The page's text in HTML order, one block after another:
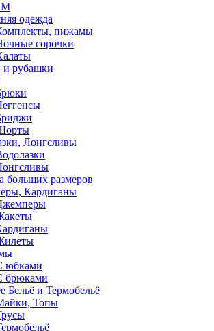
одежда
пижамы
сорочки
и рубашки
Лонгсливы
больших размеров
Кардиганы
юбками
брюками
Бельё и Термобельё
Топы